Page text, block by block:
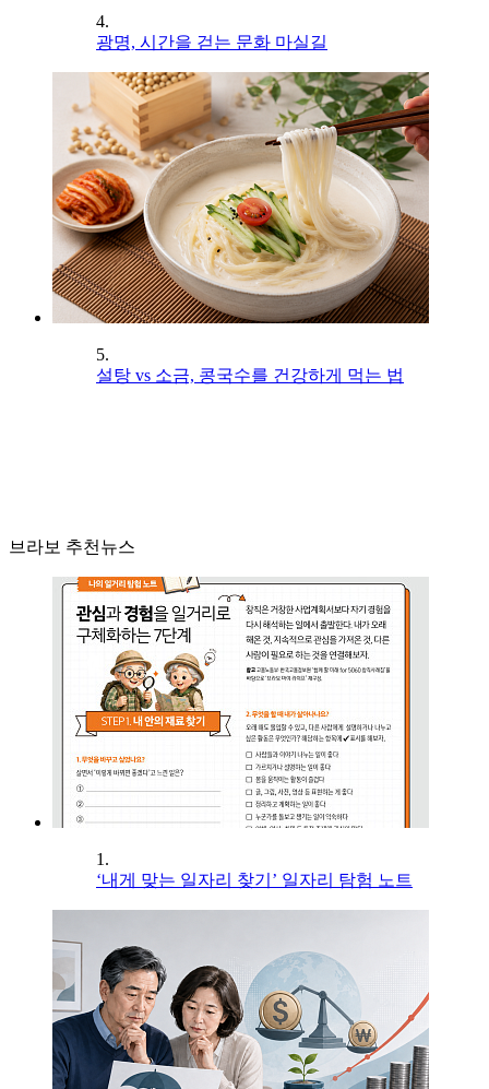
4.
광명, 시간을 걷는 문화 마실길
5.
설탕 vs 소금, 콩국수를 건강하게 먹는 법
브라보 추천뉴스
1.
‘내게 맞는 일자리 찾기’ 일자리 탐험 노트